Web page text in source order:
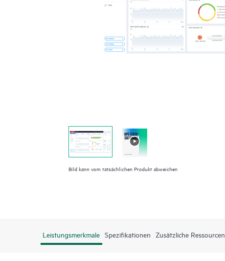
Bild kann vom tatsächlichen Produkt abweichen
Leistungsmerkmale Spezifikationen Zusätzliche Ressourcen